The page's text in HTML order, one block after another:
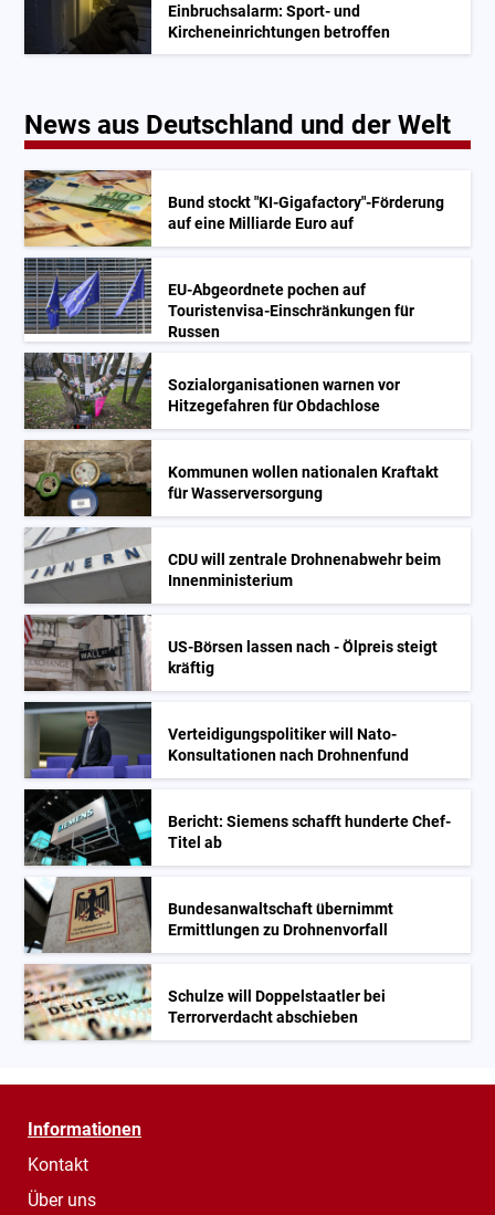
Einbruchsalarm: Sport- und
Kircheneinrichtungen betroffen
News aus Deutschland und der Welt
Bund stockt "KI-Gigafactory"-Förderung
auf eine Milliarde Euro auf
EU-Abgeordnete pochen auf
Touristenvisa-Einschränkungen für
Russen
Sozialorganisationen warnen vor
Hitzegefahren für Obdachlose
Kommunen wollen nationalen Kraftakt
für Wasserversorgung
CDU will zentrale Drohnenabwehr beim
Innenministerium
US-Börsen lassen nach - Ölpreis steigt
kräftig
Verteidigungspolitiker will Nato-
Konsultationen nach Drohnenfund
Bericht: Siemens schafft hunderte Chef-
Titel ab
Bundesanwaltschaft übernimmt
Ermittlungen zu Drohnenvorfall
Schulze will Doppelstaatler bei
Terrorverdacht abschieben
Informationen
Kontakt
Über uns